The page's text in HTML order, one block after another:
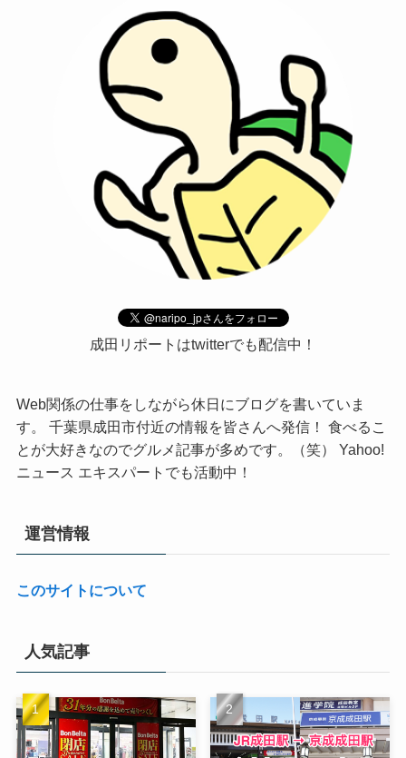
成田リポートはtwitterでも配信中！
Web関係の仕事をしながら休日にブログを書いていま
す。 千葉県成田市付近の情報を皆さんへ発信！ 食べるこ
とが大好きなのでグルメ記事が多めです。（笑） Yahoo!
ニュース エキスパートでも活動中！
運営情報
このサイトについて
人気記事